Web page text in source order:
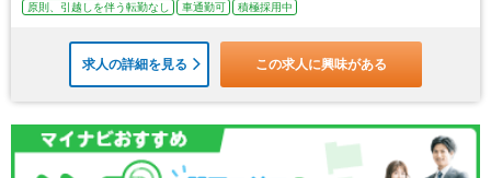
原則、引越しを伴う転勤なし 車通勤可 積極採用中
求人の詳細を見る この求人に興味がある